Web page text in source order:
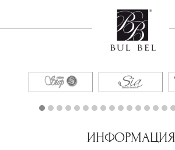
ИНФОРМАЦИЯ